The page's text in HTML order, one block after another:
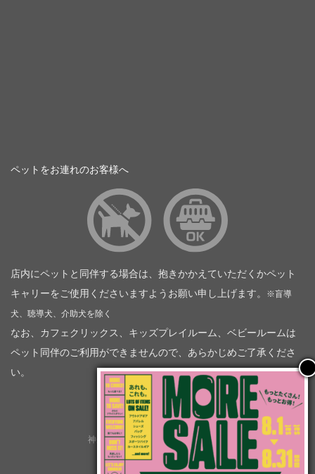
ペットをお連れのお客様へ
店内にペットと同伴する場合は、抱きかかえていただくかペット
キャリーをご使用くださいますようお願い申し上げます。
※盲導
犬、聴導犬、介助犬を除く
なお、カフェクリックス、キッズプレイルーム、ベビールームは
ペット同伴のご利用ができませんので、あらかじめご了承くださ
い。
神奈川トヨタ自動車（企業情報）
トヨタモビリティ神奈川
株式会社会社ＫＴグループ